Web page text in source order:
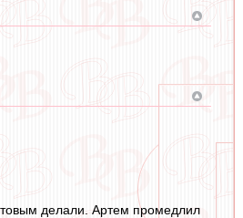
делали. Артем промедлил